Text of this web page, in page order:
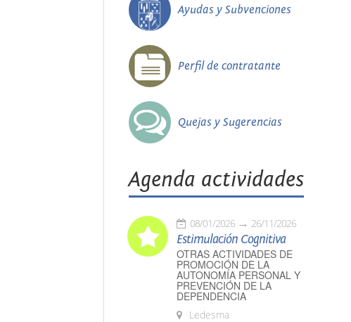
Ayudas y Subvenciones
Perfil de contratante
Quejas y Sugerencias
Agenda actividades
08/01/2026 26/11/2026
Estimulación Cognitiva
OTRAS ACTIVIDADES DE
PROMOCIÓN DE LA
AUTONOMÍA PERSONAL Y
PREVENCIÓN DE LA
DEPENDENCIA
Ledesma